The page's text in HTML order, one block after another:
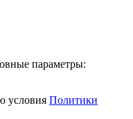
параметры:
условия Политики